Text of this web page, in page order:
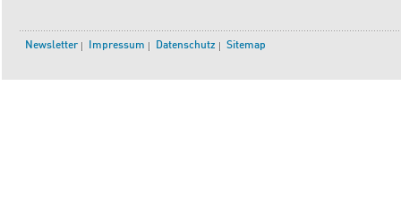
Newsletter Impressum Datenschutz Sitemap